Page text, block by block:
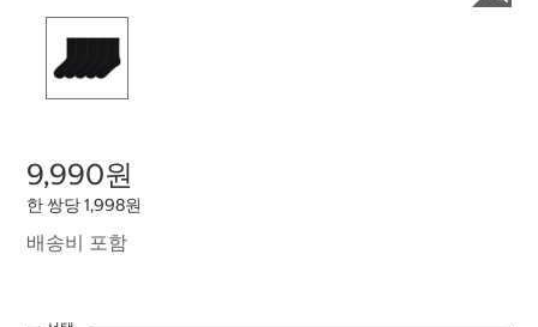
9,990원
한 쌍당 1,998원
배송비 포함